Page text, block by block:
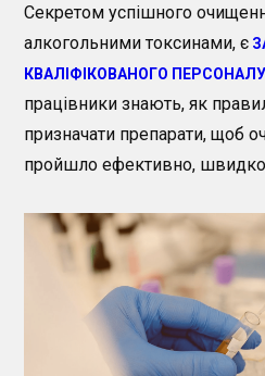
Секретом успішного
алкогольними токсинами, є
КВАЛІФІКОВАНОГО ПЕРСОНАЛУ
працівники знають, як
призначати препарати, щоб
пройшло ефективно, швидко